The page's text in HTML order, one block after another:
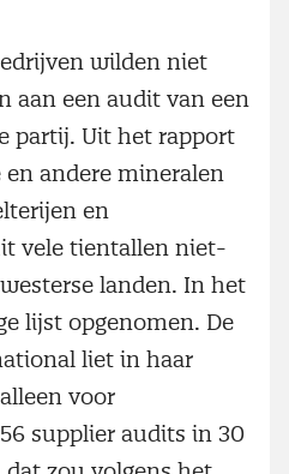
wilden niet
aan een audit van een
partij. Uit het rapport
andere mineralen
en
vele tientallen niet-
landen. In het
lijst opgenomen. De
liet in haar
voor
supplier audits in 30